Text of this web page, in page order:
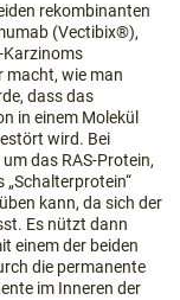
rekombinanten
(Vectibix®),
Karzinoms
macht, wie man
dass das
in einem Molekül
wird. Bei
das RAS-Protein,
kann, da sich der
Es nützt dann
einem der beiden
die permanente
im Inneren der